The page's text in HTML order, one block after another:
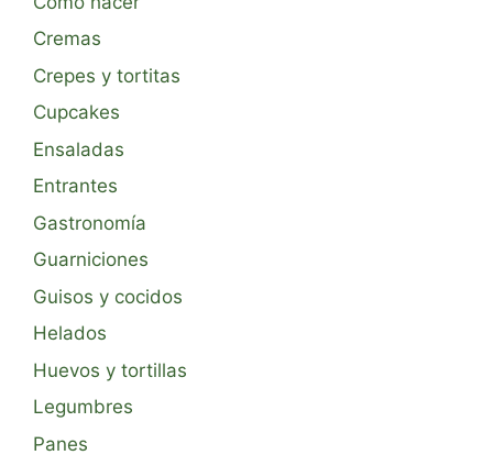
Cremas
Crepes y tortitas
Cupcakes
Ensaladas
Entrantes
Gastronomía
Guarniciones
Guisos y cocidos
Helados
Huevos y tortillas
Legumbres
Panes